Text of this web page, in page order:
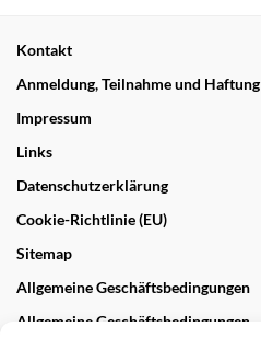
Kontakt
Anmeldung, Teilnahme und Haftung
Impressum
Links
Datenschutzerklärung
Cookie-Richtlinie (EU)
Sitemap
Allgemeine Geschäftsbedingungen
Allgemeine Geschäftsbedingungen